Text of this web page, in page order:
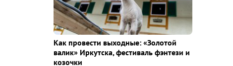
Как провести выходные: «Золотой
валик» Иркутска, фестиваль фэнтези и
козочки